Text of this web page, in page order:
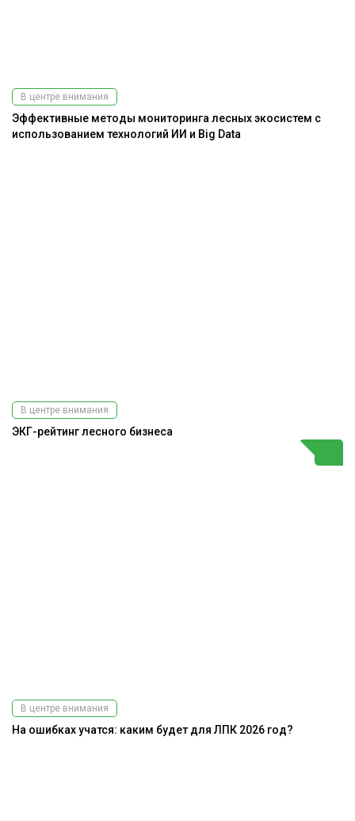
В центре внимания
Эффективные методы мониторинга лесных экосистем с
использованием технологий ИИ и Big Data
В центре внимания
ЭКГ-рейтинг лесного бизнеса
В центре внимания
На ошибках учатся: каким будет для ЛПК 2026 год?